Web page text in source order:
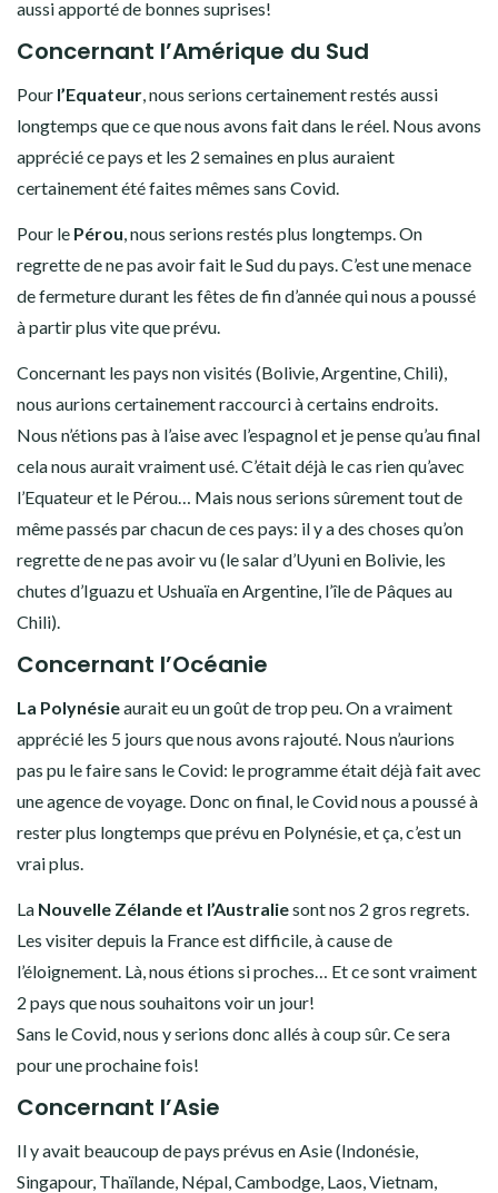
aussi apporté de bonnes suprises!
Concernant l’Amérique du Sud
Pour l’Equateur, nous serions certainement restés aussi
longtemps que ce que nous avons fait dans le réel. Nous avons
apprécié ce pays et les 2 semaines en plus auraient
certainement été faites mêmes sans Covid.
Pour le Pérou, nous serions restés plus longtemps. On
regrette de ne pas avoir fait le Sud du pays. C’est une menace
de fermeture durant les fêtes de fin d’année qui nous a poussé
à partir plus vite que prévu.
Concernant les pays non visités (Bolivie, Argentine, Chili),
nous aurions certainement raccourci à certains endroits.
Nous n’étions pas à l’aise avec l’espagnol et je pense qu’au final
cela nous aurait vraiment usé. C’était déjà le cas rien qu’avec
l’Equateur et le Pérou… Mais nous serions sûrement tout de
même passés par chacun de ces pays: il y a des choses qu’on
regrette de ne pas avoir vu (le salar d’Uyuni en Bolivie, les
chutes d’Iguazu et Ushuaïa en Argentine, l’île de Pâques au
Chili).
Concernant l’Océanie
La Polynésieaurait eu un goût de trop peu. On a vraiment
apprécié les 5 jours que nous avons rajouté. Nous n’aurions
pas pu le faire sans le Covid: le programme était déjà fait avec
une agence de voyage. Donc on final, le Covid nous a poussé à
rester plus longtemps que prévu en Polynésie, et ça, c’est un
vrai plus.
La Nouvelle Zélande et l’Australiesont nos 2 gros regrets.
Les visiter depuis la France est difficile, à cause de
l’éloignement. Là, nous étions si proches… Et ce sont vraiment
2 pays que nous souhaitons voir un jour!
Sans le Covid, nous y serions donc allés à coup sûr. Ce sera
pour une prochaine fois!
Concernant l’Asie
Il y avait beaucoup de pays prévus en Asie (Indonésie,
Singapour, Thaïlande, Népal, Cambodge, Laos, Vietnam,